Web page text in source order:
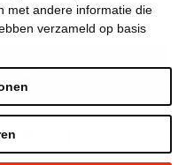
met andere informatie die
verzameld op basis